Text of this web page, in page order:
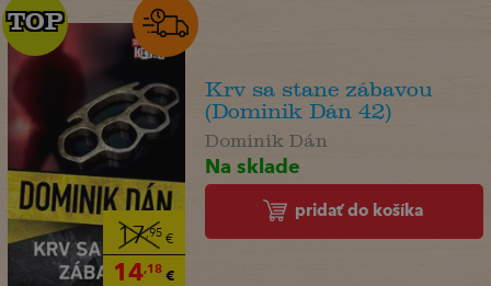
17,95€
14,18€
TOP
TOP
Krv sa stane zábavou
(Dominik Dán 42)
Dominik Dán
Na sklade
pridať do košíka